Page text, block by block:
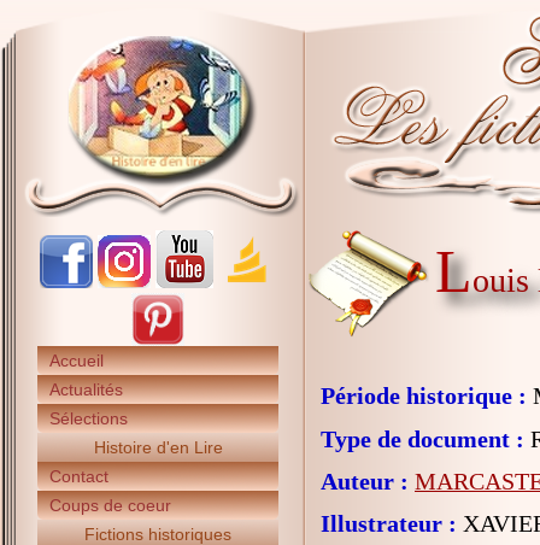
Accueil
Actualités
Sélections
Histoire d'en Lire
Contact
Coups de coeur
Fictions historiques
Louis
Période historique :
Type de document :
Auteur :
Illustrateur :